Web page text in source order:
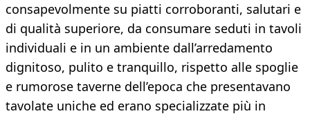
consapevolmente su piatti corroboranti, salutari e
di qualità superiore, da consumare seduti in tavoli
individuali e in un ambiente dall’arredamento
dignitoso, pulito e tranquillo, rispetto alle spoglie
e rumorose taverne dell’epoca che presentavano
tavolate uniche ed erano specializzate più in